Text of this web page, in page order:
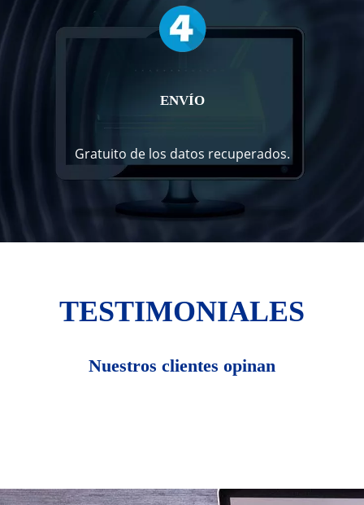
ENVÍO
Gratuito de los datos recuperados.
TESTIMONIALES
Nuestros clientes opinan